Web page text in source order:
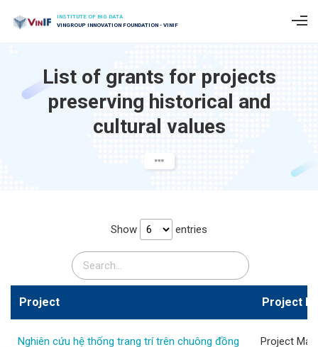
INSTITUTE OF BIG DATA
VINGROUP INNOVATION FOUNDATION - VINIF
List of grants for projects
preserving historical and
cultural values
Show entries
Project Project
Nghiên cứu hệ thống trang trí trên chuông đồng
Project